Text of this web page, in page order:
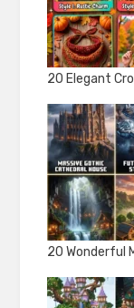
20 Elegant
20 Wonderful